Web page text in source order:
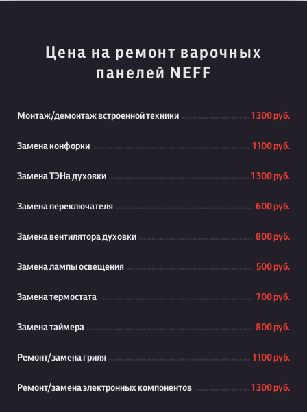
Цена на ремонт варочных
панелей NEFF
Монтаж/демонтаж встроенной техники 1 300 руб.
Замена конфорки 1 100 руб.
Замена ТЭНа духовки 1 300 руб.
Замена переключателя 600 руб.
Замена вентилятора духовки 800 руб.
Замена лампы освещения 500 руб.
Замена термостата 700 руб.
Замена таймера 800 руб.
Ремонт/замена гриля 1 100 руб.
Ремонт/замена электронных компонентов 1 300 руб.